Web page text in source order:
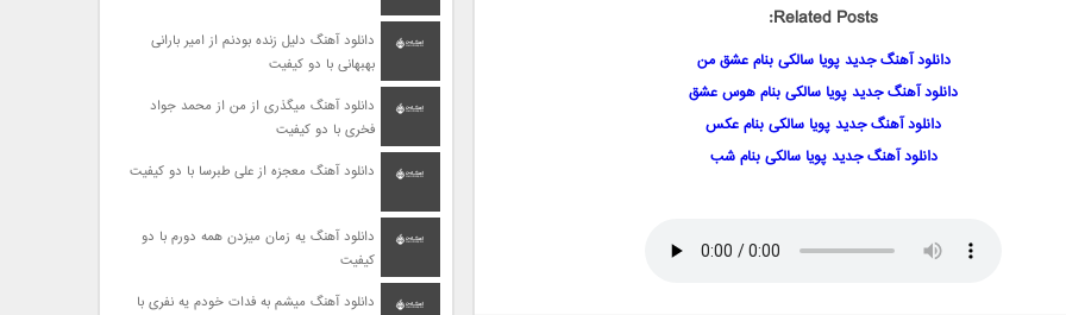
Related Posts:
دانلود آهنگ جدید پویا سالکی بنام عشق من
دانلود آهنگ جدید پویا سالکی بنام هوس عشق
دانلود آهنگ جدید پویا سالکی بنام عکس
دانلود آهنگ جدید پویا سالکی بنام شب
دانلود آهنگ دلیل زنده بودنم از امیر بارانی
بهبهانی با دو کیفیت
دانلود آهنگ میگذری از من از محمد جواد
فخری با دو کیفیت
دانلود آهنگ معجزه از علی طبرسا با دو کیفیت
دانلود آهنگ یه زمان میزدن همه دورم با دو
کیفیت
دانلود آهنگ میشم به فدات خودم یه نفری با